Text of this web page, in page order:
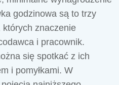
godzinowa są to trzy
znaczenie
i pracownik.
się spotkać z ich
i pomyłkami. W